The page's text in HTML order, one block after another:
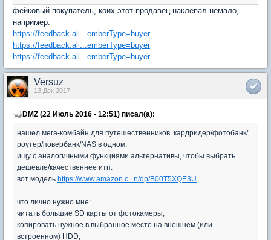
фейковый покупатель, коих этот продавец наклепал немало,
например:
https://feedback.ali...emberType=buyer
https://feedback.ali...emberType=buyer
https://feedback.ali...emberType=buyer
Versuz
13 Дек 2017
DMZ (22 Июль 2016 - 12:51) писал(а):
нашел мега-комбайн для путешественников. кардридер/фотобанк/
роутер/повербанк/NAS в одном.
ищу с аналогичными функциями альтернативы, чтобы выбрать
дешевле/качественнее итп.
вот модель https://www.amazon.c...n/dp/B00T5XQE3U
что лично нужно мне:
читать большие SD карты от фотокамеры,
копировать нужное в выбранное место на внешнем (или
встроенном) HDD,